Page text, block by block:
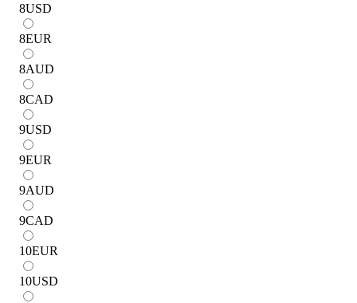
8USD
8EUR
8AUD
8CAD
9USD
9EUR
9AUD
9CAD
10EUR
10USD